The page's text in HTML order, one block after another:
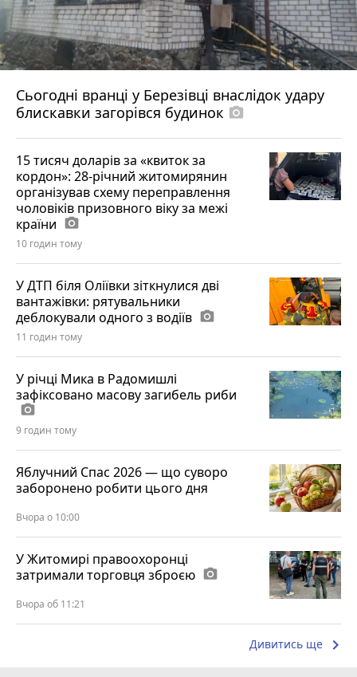
Сьогодні вранці у Березівці внаслідок удару
блискавки загорівся будинок photo_camera
15 тисяч доларів за «квиток за
кордон»: 28-річний житомирянин
організував схему переправлення
чоловіків призовного віку за межі
країни photo_camera
10 годин тому
У ДТП біля Оліївки зіткнулися дві
вантажівки: рятувальники
деблокували одного з водіїв photo_camera
11 годин тому
У річці Мика в Радомишлі
зафіксовано масову загибель риби
photo_camera
9 годин тому
Яблучний Спас 2026 — що суворо
заборонено робити цього дня
Вчора о 10:00
У Житомирі правоохоронці
затримали торговця зброєю photo_camera
Вчора об 11:21
Дивитись ще keyboard_arrow_right